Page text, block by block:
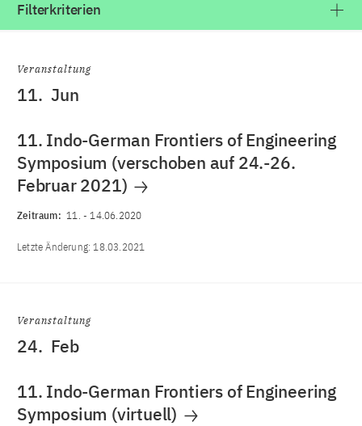
Filterkriterien
Veranstaltung
11. Jun
11. Indo-German Frontiers of Engineering
Symposium (verschoben auf 24.-26.
Februar 2021)
Zeitraum: 11. -14.06.2020
Letzte Änderung:18.03.2021
Veranstaltung
24. Feb
11. Indo-German Frontiers of Engineering
Symposium (virtuell)